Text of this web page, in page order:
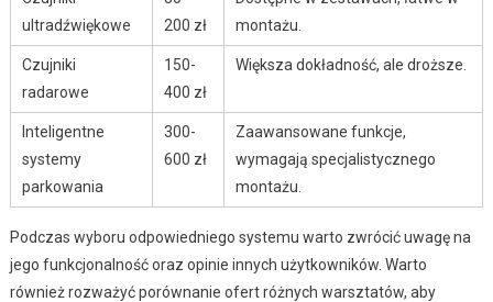
ultradźwiękowe
200 zł
montażu.
Czujniki
radarowe
150-
400 zł
Większa dokładność, ale droższe.
Inteligentne
systemy
parkowania
300-
600 zł
Zaawansowane funkcje,
wymagają specjalistycznego
montażu.
Podczas wyboru odpowiedniego systemu warto zwrócić uwagę na
jego funkcjonalność oraz opinie innych użytkowników. Warto
również rozważyć porównanie ofert różnych warsztatów, aby